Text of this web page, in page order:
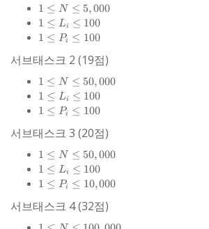
1 \le
N \le
5,000
1 ≤ N ≤ 5,000
1 \le
L_{i}
\le
100
1 ≤ Li ≤ 100
1 \le
\le
100
1 ≤ Pi ≤ 100
서브태스크 2 (19점)
1 \le
N \le
50,000
1 ≤ N ≤ 50,000
1 \le
L_{i}
\le
100
1 ≤ Li ≤ 100
1 \le
\le
100
1 ≤ Pi ≤ 100
서브태스크 3 (20점)
1 \le
N \le
50,000
1 ≤ N ≤ 50,000
1 \le
L_{i}
\le
100
1 ≤ Li ≤ 100
1 \le
\le
10,000
1 ≤ Pi ≤ 10,000
서브태스크 4 (32점)